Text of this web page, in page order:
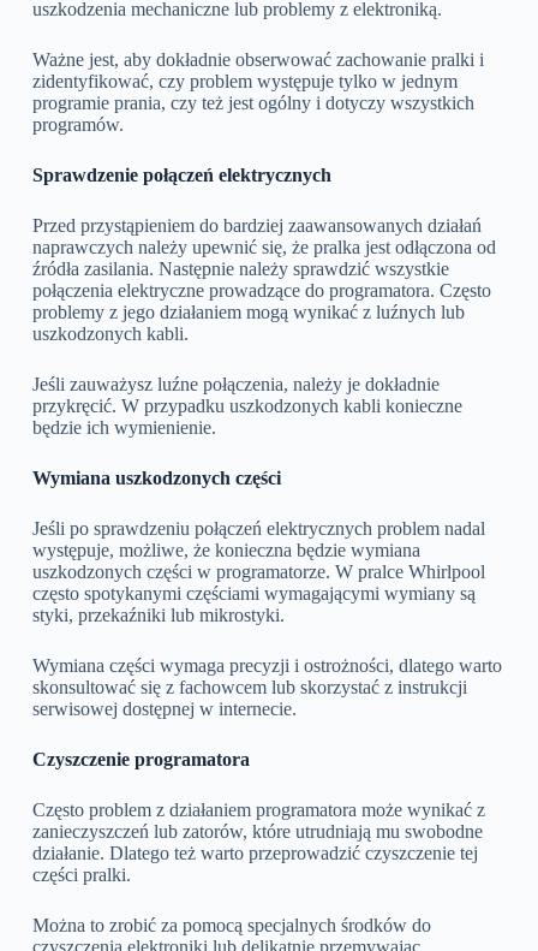
uszkodzenia mechaniczne lub problemy z elektroniką.
Ważne jest, aby dokładnie obserwować zachowanie pralki i
zidentyfikować, czy problem występuje tylko w jednym
programie prania, czy też jest ogólny i dotyczy wszystkich
programów.
Sprawdzenie połączeń elektrycznych
Przed przystąpieniem do bardziej zaawansowanych działań
naprawczych należy upewnić się, że pralka jest odłączona od
źródła zasilania. Następnie należy sprawdzić wszystkie
połączenia elektryczne prowadzące do programatora. Często
problemy z jego działaniem mogą wynikać z luźnych lub
uszkodzonych kabli.
Jeśli zauważysz luźne połączenia, należy je dokładnie
przykręcić. W przypadku uszkodzonych kabli konieczne
będzie ich wymienienie.
Wymiana uszkodzonych części
Jeśli po sprawdzeniu połączeń elektrycznych problem nadal
występuje, możliwe, że konieczna będzie wymiana
uszkodzonych części w programatorze. W pralce Whirlpool
często spotykanymi częściami wymagającymi wymiany są
styki, przekaźniki lub mikrostyki.
Wymiana części wymaga precyzji i ostrożności, dlatego warto
skonsultować się z fachowcem lub skorzystać z instrukcji
serwisowej dostępnej w internecie.
Czyszczenie programatora
Często problem z działaniem programatora może wynikać z
zanieczyszczeń lub zatorów, które utrudniają mu swobodne
działanie. Dlatego też warto przeprowadzić czyszczenie tej
części pralki.
Można to zrobić za pomocą specjalnych środków do
czyszczenia elektroniki lub delikatnie przemywając